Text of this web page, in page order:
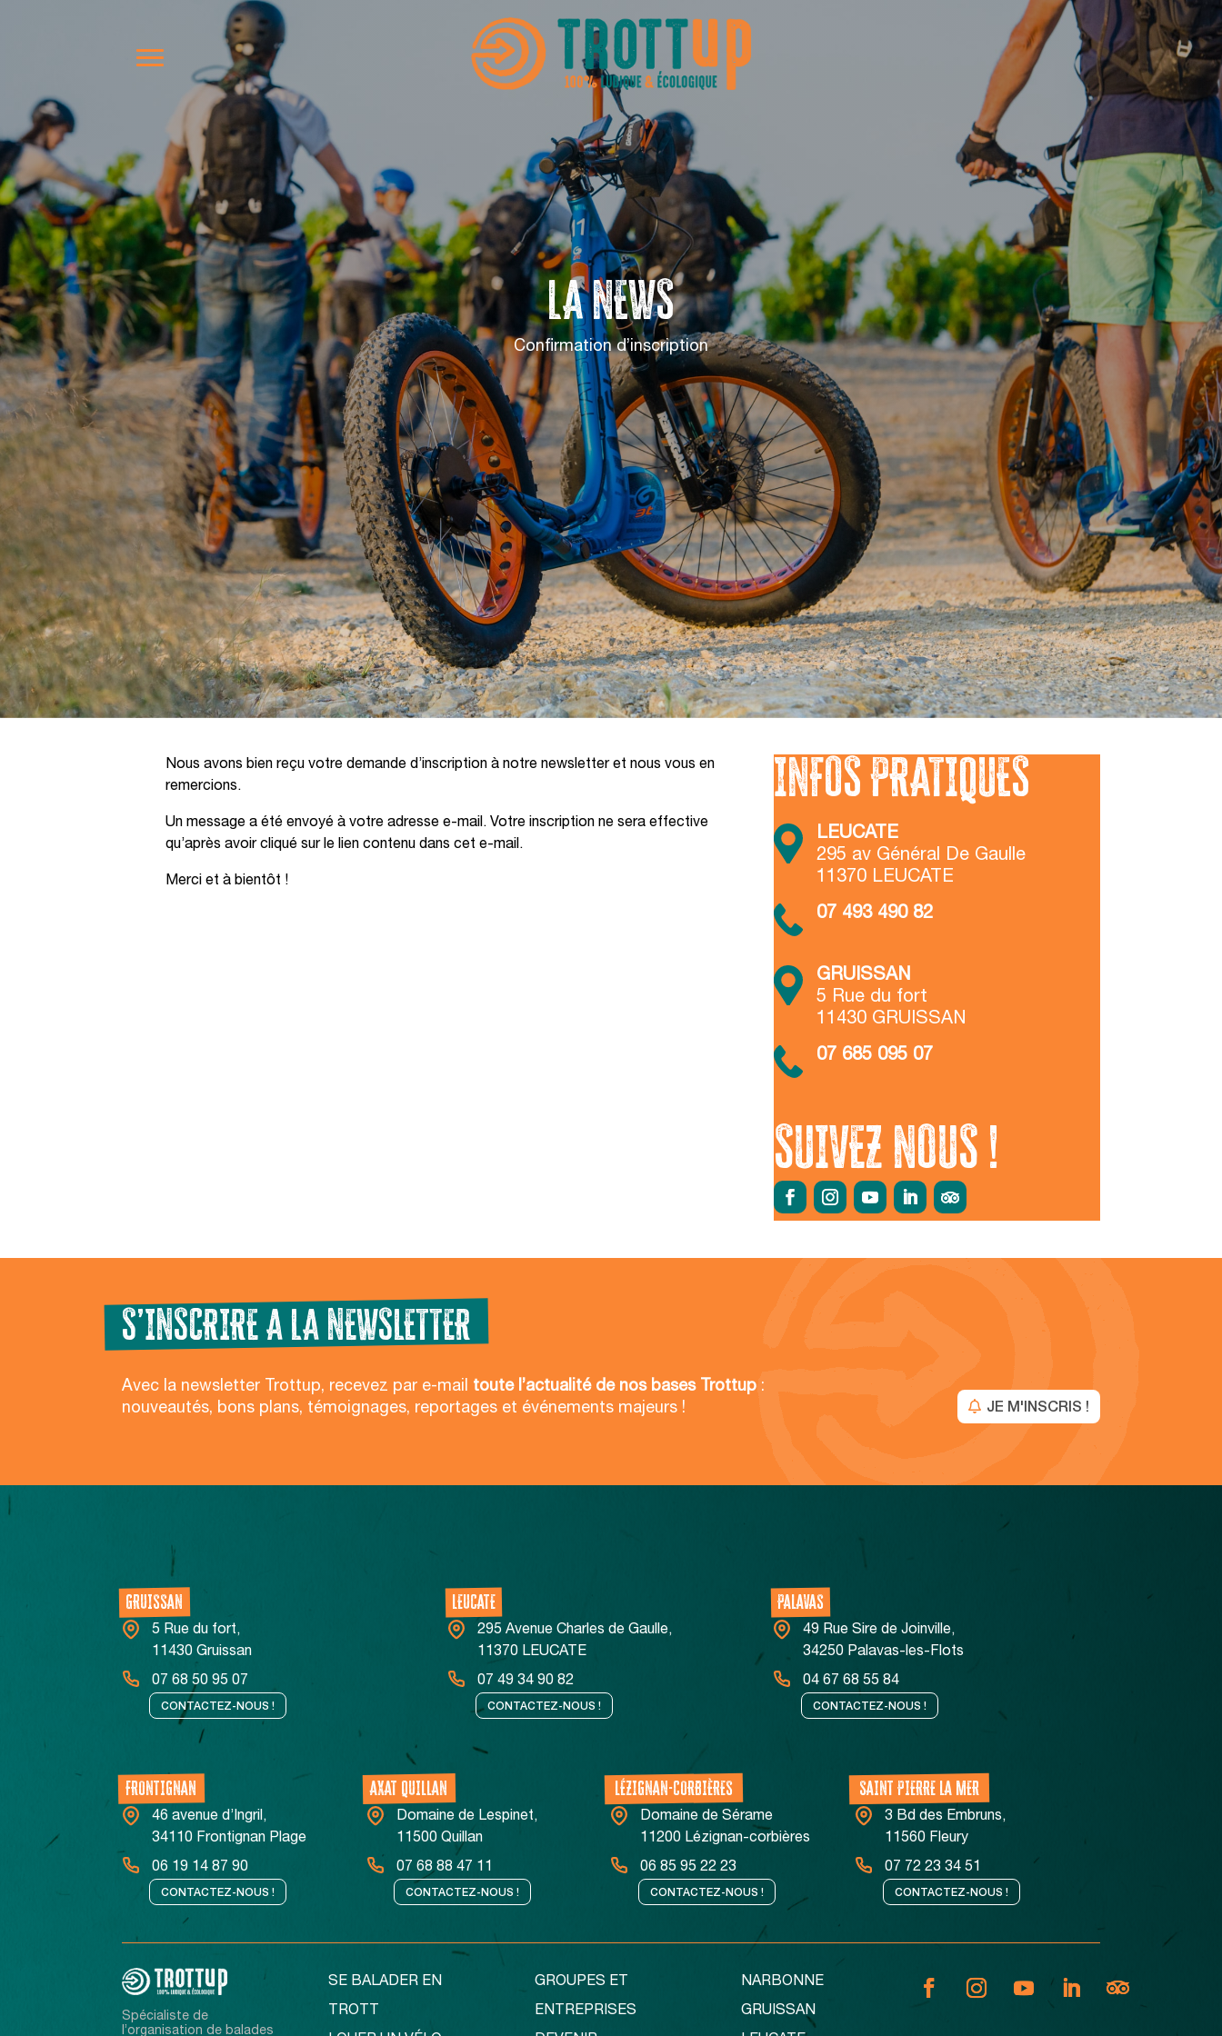
LA NEWS
Confirmation d’inscription
Nous avons bien reçu votre demande d’inscription à notre newsletter et nous vous en
remercions.
Un message a été envoyé à votre adresse e-mail. Votre inscription ne sera effective
qu’après avoir cliqué sur le lien contenu dans cet e-mail.
Merci et à bientôt !
INFOS PRATIQUES
LEUCATE
295 av Général De Gaulle
11370 LEUCATE
07 493 490 82
GRUISSAN
5 Rue du fort
11430 GRUISSAN
07 685 095 07
SUIVEZ NOUS !
S’INSCRIRE A LA NEWSLETTER
Avec la newsletter Trottup, recevez par e-mail toute l’actualité de nos bases Trottup :
nouveautés, bons plans, témoignages, reportages et événements majeurs !
JE M'INSCRIS !
GRUISSAN
5 Rue du fort,
11430 Gruissan
07 68 50 95 07
CONTACTEZ-NOUS !
LEUCATE
295 Avenue Charles de Gaulle,
11370 LEUCATE
07 49 34 90 82
CONTACTEZ-NOUS !
PALAVAS
49 Rue Sire de Joinville,
34250 Palavas-les-Flots
04 67 68 55 84
CONTACTEZ-NOUS !
FRONTIGNAN
46 avenue d’Ingril,
34110 Frontignan Plage
06 19 14 87 90
CONTACTEZ-NOUS !
AXAT QUILLAN
Domaine de Lespinet,
11500 Quillan
07 68 88 47 11
CONTACTEZ-NOUS !
LÉZIGNAN-CORBIÈRES
Domaine de Sérame
11200 Lézignan-corbières
06 85 95 22 23
CONTACTEZ-NOUS !
SAINT PIERRE LA MER
3 Bd des Embruns,
11560 Fleury
07 72 23 34 51
CONTACTEZ-NOUS !
Spécialiste de
l’organisation de balades
SE BALADER EN
TROTT
GROUPES ET
ENTREPRISES
NARBONNE
GRUISSAN
On a attendu d'être sûrs que le contenu de ce site vous intéresse
avant de vous déranger, mais on aimerait bien vous accompagner